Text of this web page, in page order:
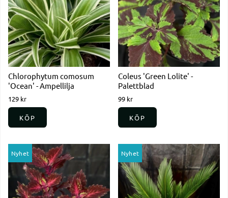
Chlorophytum comosum
'Ocean' - Ampellilja
129 kr
KÖP
Coleus 'Green Lolite' -
Palettblad
99 kr
KÖP
Nyhet Nyhet